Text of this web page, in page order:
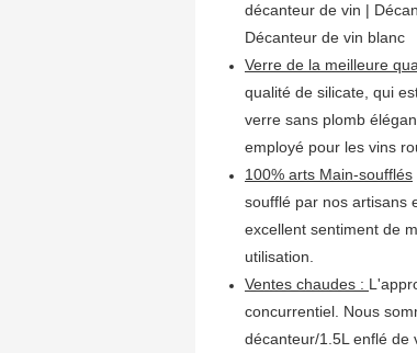
décanteur de vin |
Décanteur de vin blanc
Verre de la meilleure
qualité de silicate, qui
verre sans plomb
employé pour les vins
100% arts Main-soufflés
soufflé par nos artisans
excellent sentiment de
utilisation.
Ventes chaudes :
concurrentiel. Nous
décanteur/1.5L enflé de